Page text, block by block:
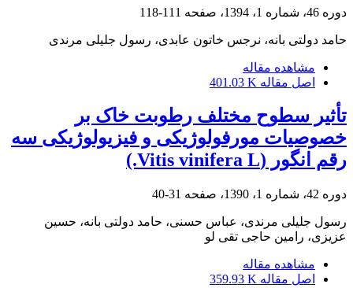
دوره 46، شماره 1، 1394، صفحه 111-118
حامد دولتی بانه، نرجس خاتون عابدی، رسول جلیلی مرندی
مشاهده مقاله
اصل مقاله 401.03 K
تأثیر سطوح مختلف رطوبت خاک بر
خصوصیات مورفولوژیکی و فیزیولوژیکی سه
رقم انگور (Vitis vinifera L.)
دوره 42، شماره 1، 1390، صفحه 31-40
رسول جلیلی مرندی، عباس حسنی، حامد دولتی بانه، حسین
عزیزی، رامین حاجی تقی لو
مشاهده مقاله
اصل مقاله 359.93 K